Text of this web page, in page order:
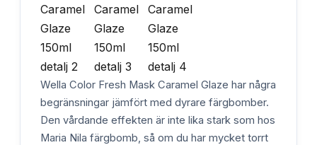
Wella Color Fresh Mask Caramel Glaze har några
begränsningar jämfört med dyrare färgbomber.
Den vårdande effekten är inte lika stark som hos
Maria Nila färgbomb, så om du har mycket torrt